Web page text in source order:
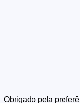
Obrigado pela